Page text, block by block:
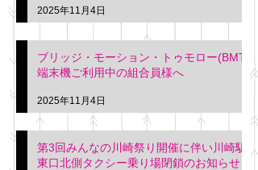
2025年11月4日
ブリッジ・モーション・トゥモロー(BMT)
端末機ご利用中の組合員様へ
2025年11月4日
第3回みんなの川崎祭り開催に伴い川崎駅
東口北側タクシー乗り場閉鎖のお知らせ